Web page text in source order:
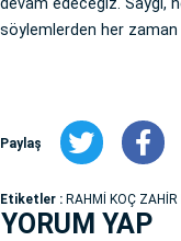
devam edeceğiz. Saygı,
söylemlerden her zaman
Paylaş
Etiketler : RAHMİ KOÇ ZAHİR
YORUM YAP